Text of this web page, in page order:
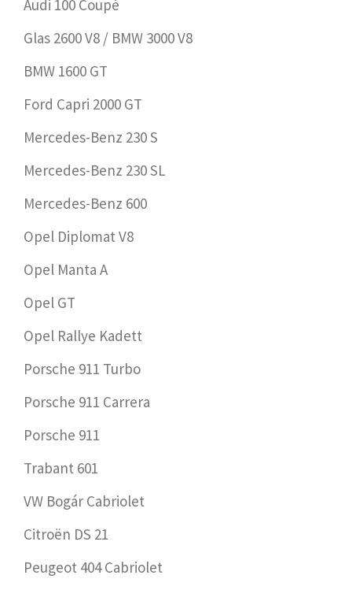
Audi 100 Coupé
Glas 2600 V8 / BMW 3000 V8
BMW 1600 GT
Ford Capri 2000 GT
Mercedes-Benz 230 S
Mercedes-Benz 230 SL
Mercedes-Benz 600
Opel Diplomat V8
Opel Manta A
Opel GT
Opel Rallye Kadett
Porsche 911 Turbo
Porsche 911 Carrera
Porsche 911
Trabant 601
VW Bogár Cabriolet
Citroën DS 21
Peugeot 404 Cabriolet